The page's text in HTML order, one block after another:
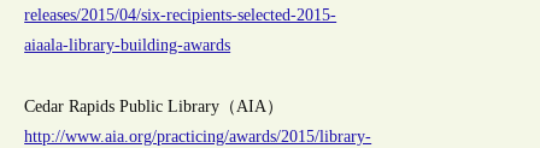
releases/2015/04/six-recipients-selected-2015-
aiaala-library-building-awards
Cedar Rapids Public Library（AIA）
http://www.aia.org/practicing/awards/2015/library-